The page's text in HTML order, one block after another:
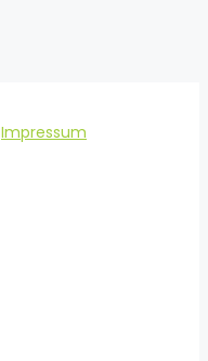
Impressum